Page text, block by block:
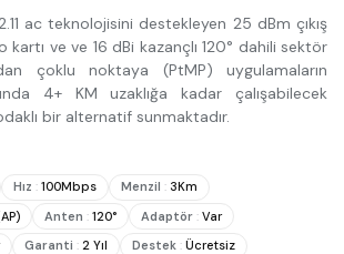
ac teknolojisini destekleyen 25 dBm çıkış
kartı ve ve 16 dBi kazançlı 120° dahili sektör
çoklu noktaya (PtMP) uygulamaların
4+ KM uzaklığa kadar çalışabilecek
bir alternatif sunmaktadır.
Hız : 100Mbps Menzil : 3Km
Anten : 120° Adaptör : Var
Garanti : 2 Yıl Destek : Ücretsiz